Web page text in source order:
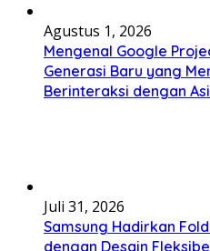
Agustus 1, 2026
Mengenal Google
Generasi Baru yang
Berinteraksi dengan
Juli 31, 2026
Samsung Hadirkan
dengan Desain